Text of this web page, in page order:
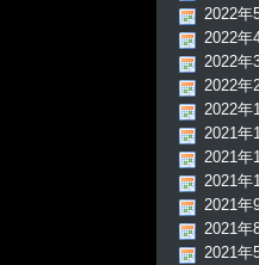
2022年
2022年
2022年
2022年
2022年
2021年
2021年
2021年
2021年
2021年
2021年